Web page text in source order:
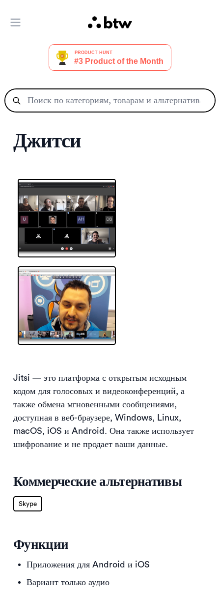
Открыть главное меню
Джитси
Jitsi — это платформа с открытым исходным
кодом для голосовых и видеоконференций, а
также обмена мгновенными сообщениями,
доступная в веб-браузере, Windows, Linux,
macOS, iOS и Android. Она также использует
шифрование и не продает ваши данные.
Коммерческие альтернативы
Skype
Функции
Приложения для Android и iOS
Вариант только аудио